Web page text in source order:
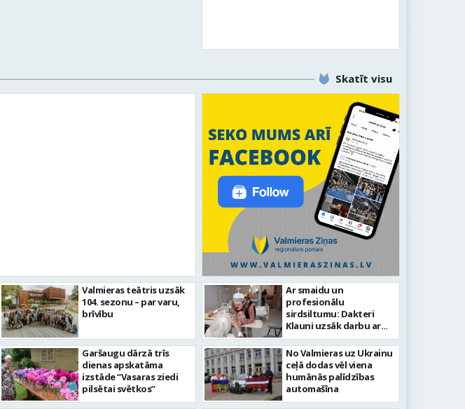
Skatīt visu
Valmieras svētku nedēļā Kazu krācēs atklāj
skulptūru “Kaza”
Valmieras teātris uzsāk
104. sezonu – par varu,
brīvību
Garšaugu dārzā trīs
dienas apskatāma
izstāde “Vasaras ziedi
pilsētai svētkos”
Ar smaidu un
profesionālu
sirdsiltumu: Dakteri
Klauni uzsāk darbu ar
senioriem Vidzemes
slimnīcā
No Valmieras uz Ukrainu
ceļā dodas vēl viena
humānās palīdzības
automašīna